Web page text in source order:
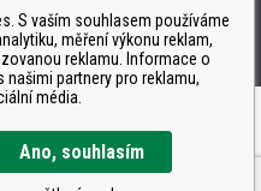
zajistilBINARGON.cz
S vaším souhlasem používáme
měření výkonu reklam,
reklamu. Informace o
partnery pro reklamu,
média.
Ano, souhlasím